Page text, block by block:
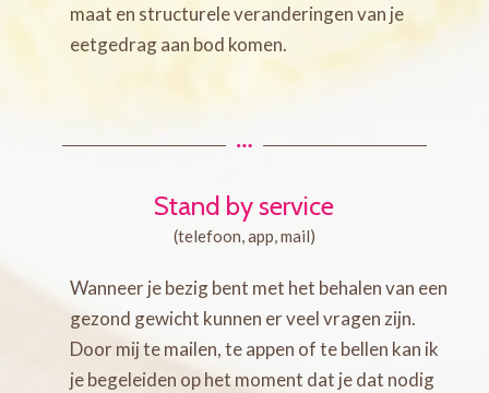
maat en structurele veranderingen van je
eetgedrag aan bod komen.
Stand by service
(telefoon, app, mail)
Wanneer je bezig bent met het behalen van een
gezond gewicht kunnen er veel vragen zijn.
Door mij te mailen, te appen of te bellen kan ik
je begeleiden op het moment dat je dat nodig